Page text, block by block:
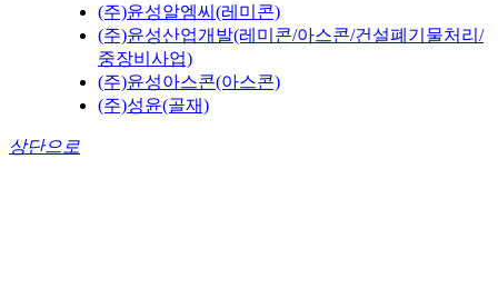
(주)윤성알엠씨(레미콘)
(주)윤성산업개발(레미콘/아스콘/건설폐기물처리/
중장비사업)
(주)윤성아스콘(아스콘)
(주)성윤(골재)
상단으로